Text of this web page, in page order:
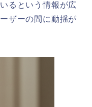
るという情報が広
ザーの間に動揺が